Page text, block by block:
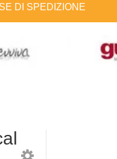
DI SPEDIZIONE